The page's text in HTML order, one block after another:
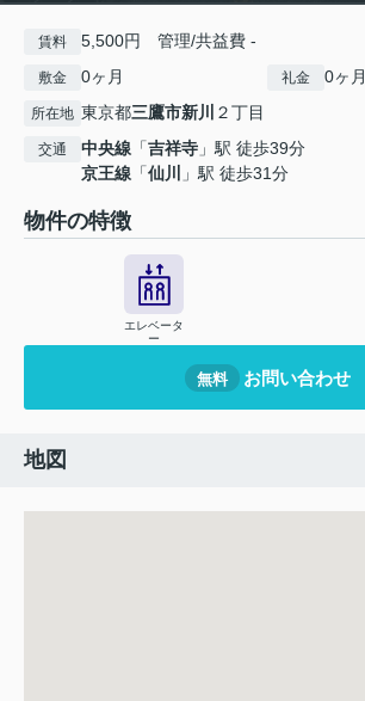
賃料 5,500円 管理/共益費 -
敷金 0ヶ月 礼金 0ヶ月
所在地 東京都三鷹市新川 ２丁目
交通 中央線 「吉祥寺 」駅 徒歩39分
京王線 「仙川 」駅 徒歩31分
物件の特徴
エレベータ
ー
無料 お問い合わせ
地図